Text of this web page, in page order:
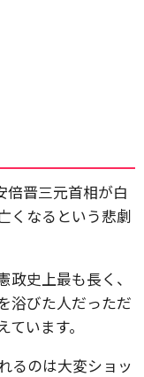
倍晋三元首相が白
くなるという悲劇
史上最も長く、
浴びた人だっただ
います。
るのは大変ショッ